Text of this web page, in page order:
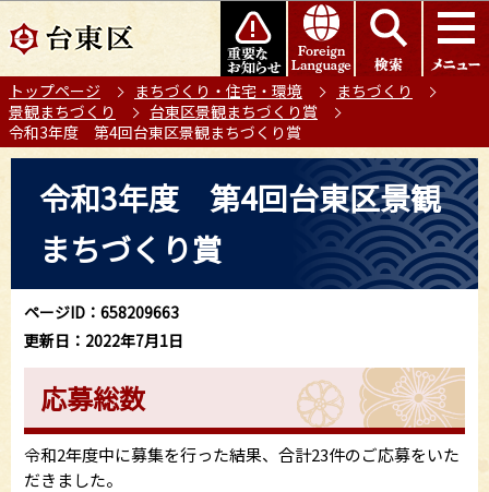
の
ー
ジ
の
このページの本文へ移動
トップページ まちづくり・住宅・環境
まちづくり
景観まちづくり
台東区景観まちづくり賞
令和3年度 第4回台東区景観まちづくり賞
ら
令和3年度 第4回台東区景観
まちづくり賞
ページID：658209663
更新日：2022年7月1日
応募総数
令和2年度中に募集を行った結果、合計23件のご応募をいた
だきました。